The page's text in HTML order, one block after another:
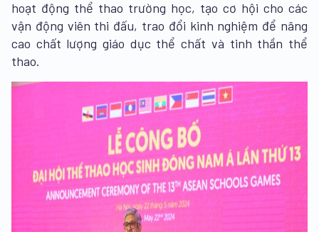
hoạt động thể thao trường học, tạo cơ hội cho các
vận động viên thi đấu, trao đổi kinh nghiệm để nâng
cao chất lượng giáo dục thể chất và tinh thần thể
thao.